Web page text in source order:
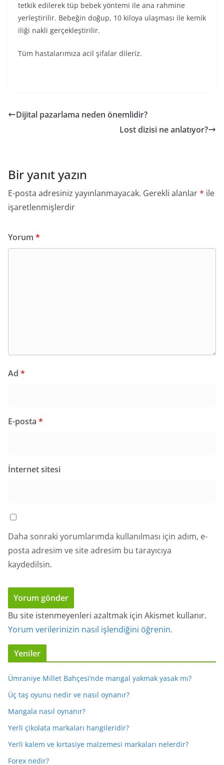
tetkik edilerek tüp bebek yöntemi ile ana rahmine
yerleştirilir. Bebeğin doğup, 10 kiloya ulaşması ile kemik
iliği nakli gerçekleştirilir.
Tüm hastalarımıza acil şifalar dileriz.
Dijital pazarlama neden önemlidir?
Lost dizisi ne anlatıyor?
Bir yanıt yazın
E-posta adresiniz yayınlanmayacak. Gerekli alanlar* ile
işaretlenmişlerdir
Yorum *
Ad *
E-posta *
İnternet sitesi
Daha sonraki yorumlarımda kullanılması için adım, e-
posta adresim ve site adresim bu tarayıcıya
kaydedilsin.
Bu site istenmeyenleri azaltmak için Akismet kullanır.
Yorum verilerinizin nasıl işlendiğini öğrenin.
Yeniler
Ümraniye Millet Bahçesi’nde mangal yakmak yasak mı?
Üç taş oyunu nedir ve nasıl oynanır?
Mangala nasıl oynanır?
Yerli çikolata markaları hangileridir?
Yerli kalem ve kırtasiye malzemesi markaları nelerdir?
Forex nedir?